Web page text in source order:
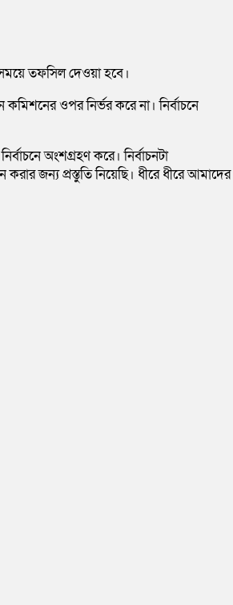
তফসিল দেওয়া হবে।
ওপর নির্ভর করে না। নির্বাচনে
অংশগ্রহণ করে। নির্বাচনটা
জন্য প্রস্তুতি নিয়েছি। ধীরে ধীরে আমাদের